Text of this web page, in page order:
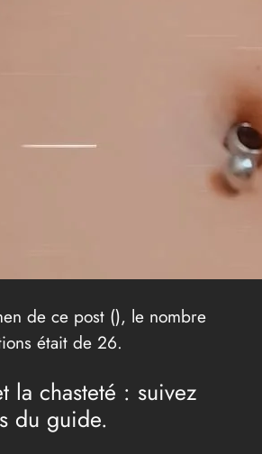
de ce post (), le nombre
était de 26.
la chasteté : suivez
du guide.